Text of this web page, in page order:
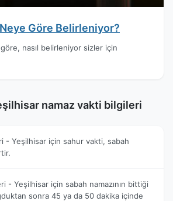
Göre Belirleniyor?
nasıl belirleniyor sizler için
namaz vakti bilgileri
- Yeşilhisar için sahur vakti, sabah
- Yeşilhisar için sabah namazının bittiği
sonra 45 ya da 50 dakika içinde